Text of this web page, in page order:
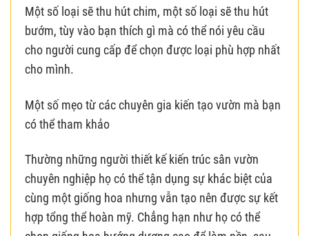
Một số loại sẽ thu hút chim, một số loại sẽ thu hút
bướm, tùy vào bạn thích gì mà có thể nói yêu cầu
cho người cung cấp để chọn được loại phù hợp nhất
cho mình.
Một số mẹo từ các chuyên gia kiến tạo vườn mà bạn
có thể tham khảo
Thường những người thiết kế kiến trúc sân vườn
chuyên nghiệp họ có thể tận dụng sự khác biệt của
cùng một giống hoa nhưng vẫn tạo nên được sự kết
hợp tổng thể hoàn mỹ. Chẳng hạn như họ có thể